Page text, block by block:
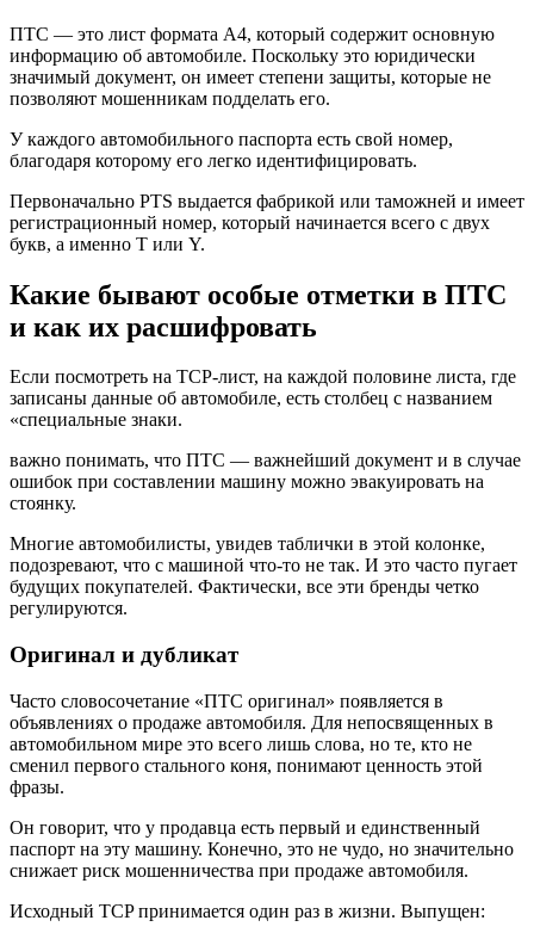
ПТС — это лист формата А4, который содержит основную
информацию об автомобиле. Поскольку это юридически
значимый документ, он имеет степени защиты, которые не
позволяют мошенникам подделать его.
У каждого автомобильного паспорта есть свой номер,
благодаря которому его легко идентифицировать.
Первоначально PTS выдается фабрикой или таможней и имеет
регистрационный номер, который начинается всего с двух
букв, а именно T или Y.
Какие бывают особые отметки в ПТС
и как их расшифровать
Если посмотреть на TCP-лист, на каждой половине листа, где
записаны данные об автомобиле, есть столбец с названием
«специальные знаки.
важно понимать, что ПТС — важнейший документ и в случае
ошибок при составлении машину можно эвакуировать на
стоянку.
Многие автомобилисты, увидев таблички в этой колонке,
подозревают, что с машиной что-то не так. И это часто пугает
будущих покупателей. Фактически, все эти бренды четко
регулируются.
Оригинал и дубликат
Часто словосочетание «ПТС оригинал» появляется в
объявлениях о продаже автомобиля. Для непосвященных в
автомобильном мире это всего лишь слова, но те, кто не
сменил первого стального коня, понимают ценность этой
фразы.
Он говорит, что у продавца есть первый и единственный
паспорт на эту машину. Конечно, это не чудо, но значительно
снижает риск мошенничества при продаже автомобиля.
Исходный TCP принимается один раз в жизни. Выпущен: